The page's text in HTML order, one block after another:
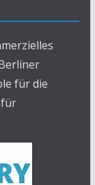
für die
für